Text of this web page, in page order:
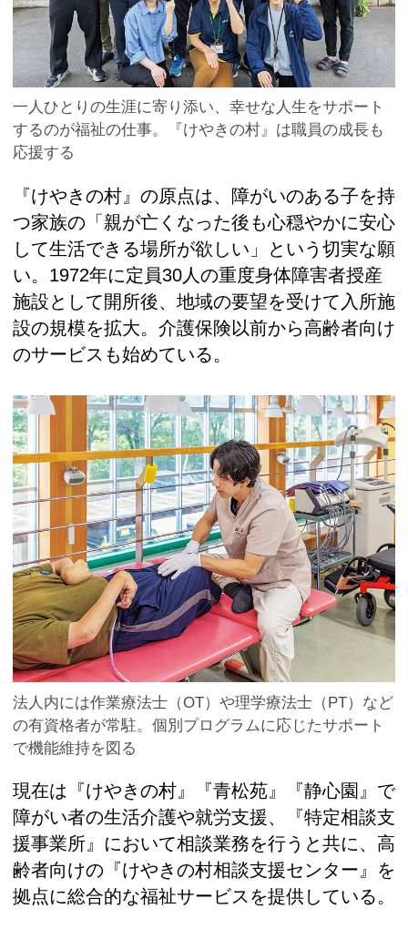
一人ひとりの生涯に寄り添い、幸せな人生をサポート
するのが福祉の仕事。『けやきの村』は職員の成長も
応援する
『けやきの村』の原点は、障がいのある子を持
つ家族の「親が亡くなった後も心穏やかに安心
して生活できる場所が欲しい」という切実な願
い。1972年に定員30人の重度身体障害者授産
施設として開所後、地域の要望を受けて入所施
設の規模を拡大。介護保険以前から高齢者向け
のサービスも始めている。
法人内には作業療法士（OT）や理学療法士（PT）など
の有資格者が常駐。個別プログラムに応じたサポート
で機能維持を図る
現在は『けやきの村』『青松苑』『静心園』で
障がい者の生活介護や就労支援、『特定相談支
援事業所』において相談業務を行うと共に、高
齢者向けの『けやきの村相談支援センター』を
拠点に総合的な福祉サービスを提供している。